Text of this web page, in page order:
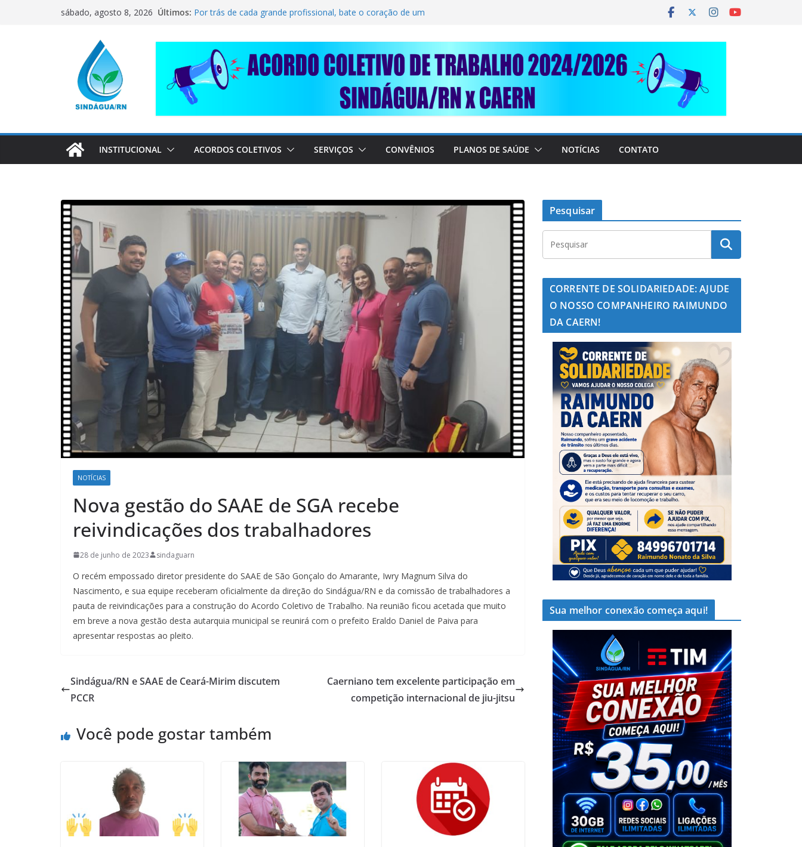
sábado, agosto 8, 2026 Últimos: CORRENTE DE SOLIDARIEDADE: AJUDE O NOSSO
COMPANHEIRO RAIMUNDO DA CAERN!
pai dedicado
📢 ATENÇÃO, TRABALHADORES DO SINDÁGUA/RN! 📢
Sindágua/RN presente em importante debate com o Ministro
Luiz Marinho!
ELE AVISOU SOBRE A SABESP! 🚨
INSTITUCIONAL ACORDOS COLETIVOS SERVIÇOS CONVÊNIOS PLANOS DE SAÚDE NOTÍCIAS CONTATO
NOTÍCIAS
Nova gestão do SAAE de SGA recebe
reivindicações dos trabalhadores
28 de junho de 2023 sindaguarn
O recém empossado diretor presidente do SAAE de São Gonçalo do Amarante, Iwry Magnum Silva do
Nascimento, e sua equipe receberam oficialmente da direção do Sindágua/RN e da comissão de trabalhadores a
pauta de reivindicações para a construção do Acordo Coletivo de Trabalho. Na reunião ficou acetada que muito
em breve a nova gestão desta autarquia municipal se reunirá com o prefeito Eraldo Daniel de Paiva para
apresentar respostas ao pleito.
Sindágua/RN e SAAE de Ceará-Mirim discutem
PCCR
Caerniano tem excelente participação em
competição internacional de jiu-jitsu
Você pode gostar também
Pesquisar
CORRENTE DE SOLIDARIEDADE: AJUDE
O NOSSO COMPANHEIRO RAIMUNDO
DA CAERN!
Sua melhor conexão começa aqui!